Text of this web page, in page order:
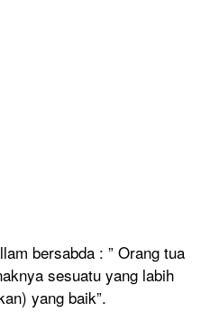
bersabda : ” Orang tua
sesuatu yang labih
yang baik”.